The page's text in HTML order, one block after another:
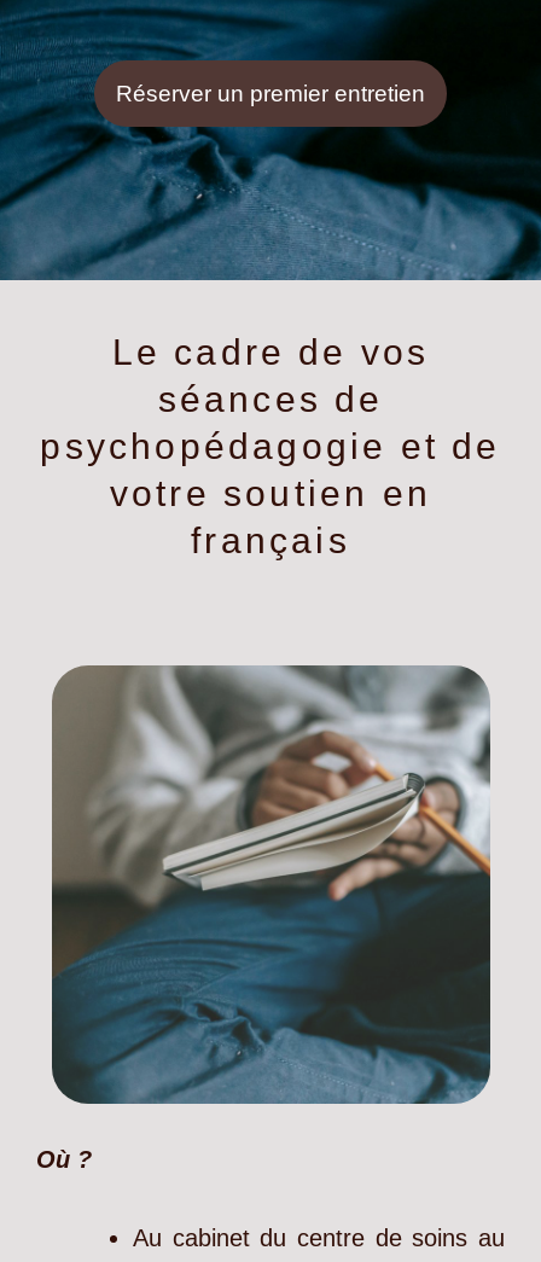
Réserver un premier entretien
Le cadre de vos
séances de
psychopédagogie et de
votre soutien en
français
Où ?
Au cabinet du centre de soins au